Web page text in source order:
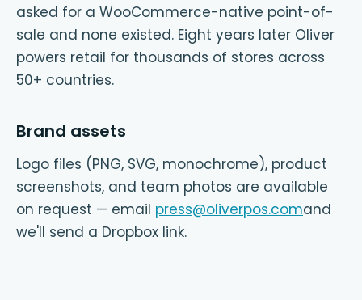
asked for a WooCommerce-native point-of-
sale and none existed. Eight years later Oliver
powers retail for thousands of stores across
50+ countries.
Brand assets
Logo files (PNG, SVG, monochrome), product
screenshots, and team photos are available
on request — email press@oliverpos.comand
we'll send a Dropbox link.